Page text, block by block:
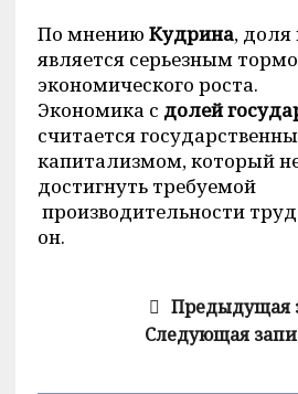
По мнению Кудрина, доля
является серьезным
экономического роста.
Экономика с долей
считается
капитализмом, который
достигнуть требуемой
производительности
он.
Предыдущая
Следующая